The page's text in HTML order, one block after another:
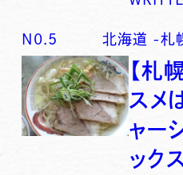
N0. 5 北海道 -札
【札
スメ
ャー
ック